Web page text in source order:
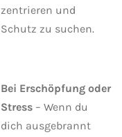
zentrieren und
Schutz zu suchen.
Bei Erschöpfung oder
Stress – Wenn du
dich ausgebrannt